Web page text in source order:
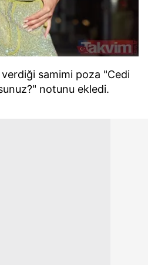
samimi poza "Cedi
notunu ekledi.